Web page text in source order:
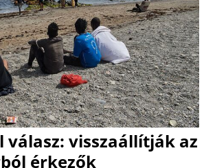
válasz: visszaállítják az
érkezők